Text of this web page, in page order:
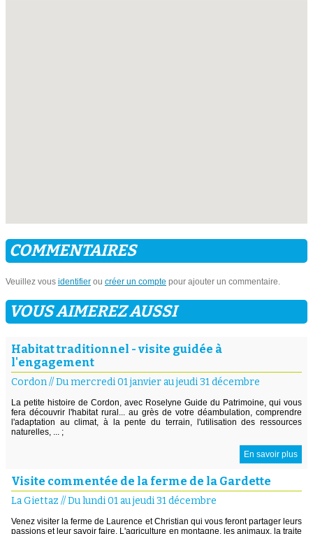
COMMENTAIRES
Veuillez vous identifier ou créer un compte pour ajouter un commentaire.
VOUS AIMEREZ AUSSI
Habitat traditionnel - visite guidée à
l'engagement
Cordon//Du mercredi 01 janvier au jeudi 31 décembre
La petite histoire de Cordon, avec Roselyne Guide du Patrimoine, qui vous
fera découvrir l'habitat rural... au grès de votre déambulation, comprendre
l'adaptation au climat, à la pente du terrain, l'utilisation des ressources
naturelles, ... ;
En savoir plus
Visite commentée de la ferme de la Gardette
La Giettaz //Du lundi 01 au jeudi 31 décembre
Venez visiter la ferme de Laurence et Christian qui vous feront partager leurs
passions et leur savoir faire. L'agriculture en montagne, les animaux, la traite